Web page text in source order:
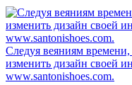
Следуя веяниям
изменить дизайн своей
www.santonishoes.com.